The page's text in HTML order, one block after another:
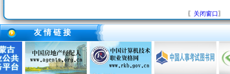
〖 关闭窗口 〗
友 情 链 接